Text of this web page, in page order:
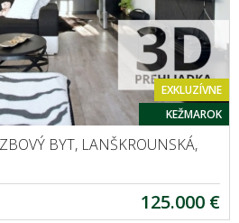
EXKLUZÍVNE
KEŽMAROK
BYT, LANŠKROUNSKÁ,
125.000 €